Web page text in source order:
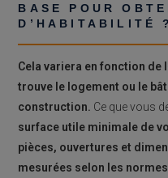
BASE POUR
D’HABITABILITÉ ?
Cela variera en fonction de
trouve le logement ou le
construction. Ce que vous
surface utile minimale de
pièces, ouvertures et
mesurées selon les